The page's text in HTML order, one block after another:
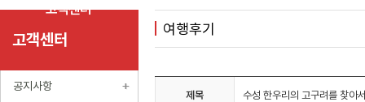
고객센터
고객센터
공지사항
여행후기
제목 수성 한우리의 고구려를 찾아